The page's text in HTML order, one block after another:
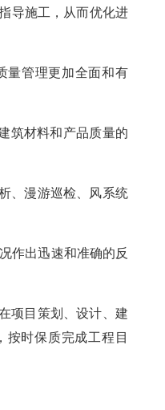
导施工，从而优化进
量管理更加全面和有
筑材料和产品质量的
、漫游巡检、风系统
作出迅速和准确的反
项目策划、设计、建
时保质完成工程目